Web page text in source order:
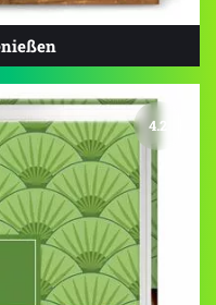
4.2